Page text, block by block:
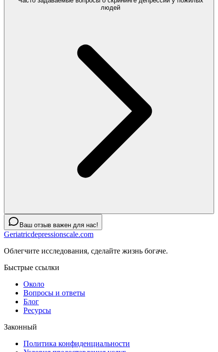
людей
Ваш отзыв важен для нас!
Geriatricdepressionscale.com
Облегчите исследования, сделайте жизнь богаче.
Быстрые ссылки
Около
Вопросы и ответы
Блог
Ресурсы
Законный
Политика конфиденциальности